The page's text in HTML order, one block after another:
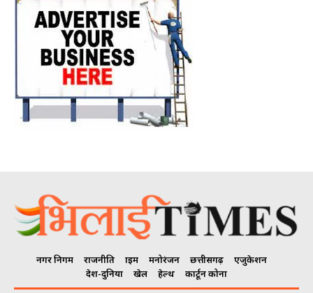
नगर निगम राजनीति क्राइम मनोरंजन छत्तीसगढ़
एजुकेशन
देश-दुनिया
खेल हेल्थ कार्टून कोना